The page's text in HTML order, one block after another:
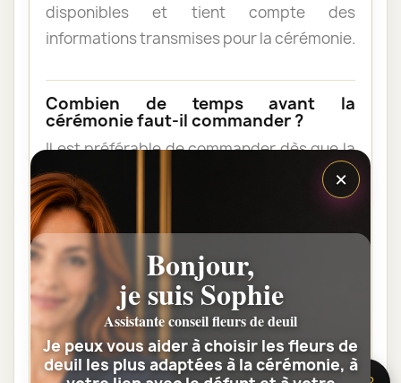
disponibles et tient compte des
informations transmises pour la cérémonie.
Combien de temps avant la
cérémonie faut-il commander ?
Il est préférable de commander dès que la
date et l’horaire sont connus. Une
commande anticipée facilite l’organisation
et permet au fleuriste de vérifier les
contraintes du lieu de livraison.
Les fleurs peuvent-elles être livrées
au domicile de la famille ?
Oui. Une composition de condoléances
×
Bonjour,
je suis Sophie
Assistante conseil fleurs de deuil
Je peux vous aider à choisir les fleurs de
deuil les plus adaptées à la cérémonie, à